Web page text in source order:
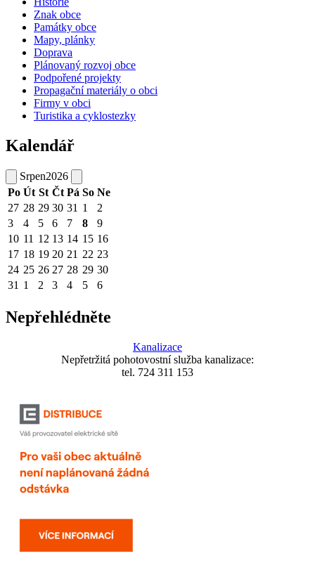
Znak obce
Památky obce
Mapy, plánky
Doprava
Plánovaný rozvoj obce
Podpořené projekty
Propagační materiály o obci
Firmy v obci
Turistika a cyklostezky
Kalendář
Srpen2026
Po Út St Čt Pá So Ne
27 28 29 30 31 1
2
3
4 5 6 7 8
9
10 11 12 13 14 15 16
17 18 19 20 21 22 23
24 25 26 27 28 29 30
31 1 2 3 4 5 6
Nepřehlédněte
Kanalizace
Nepřetržitá pohotovostní služba kanalizace:
tel. 724 311 153